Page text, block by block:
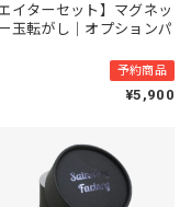
エイターセット】マグネッ
玉転がし｜オプションパ
予約商品
¥5,900